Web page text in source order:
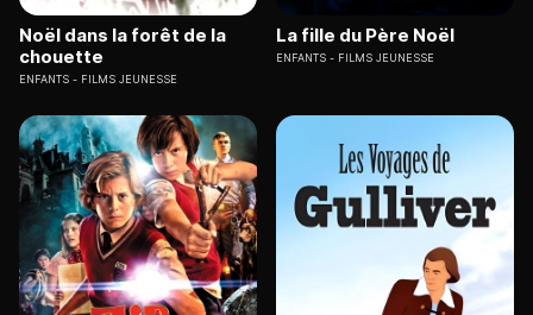
Noël dans la forêt de la
chouette
ENFANTS FILMS JEUNESSE
La fille du Père Noël
ENFANTS FILMS JEUNESSE